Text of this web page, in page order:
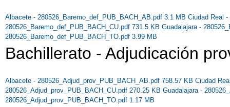
Albacete - 280526_Baremo_def_PUB_BACH_AB.pdf 3.1 MB Ciudad Real
280526_Baremo_def_PUB_BACH_CU.pdf 731.5 KB Guadalajara -
280526_Baremo_def_PUB_BACH_TO.pdf 3.99 MB
Bachillerato - Adjudicación
Albacete - 280526_Adjud_prov_PUB_BACH_AB.pdf 758.57 KB Ciudad
280526_Adjud_prov_PUB_BACH_CU.pdf 270.25 KB Guadalajara -
280526_Adjud_prov_PUB_BACH_TO.pdf 1.17 MB